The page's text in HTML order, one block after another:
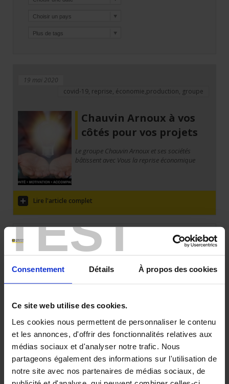
TEST
Consentement Détails À propos des cookies
Ce site web utilise des cookies.
Les cookies nous permettent de personnaliser le contenu
et les annonces, d'offrir des fonctionnalités relatives aux
médias sociaux et d'analyser notre trafic. Nous
partageons également des informations sur l'utilisation de
notre site avec nos partenaires de médias sociaux, de
19 mai 2020
covid-19, reprise, économie,production, groupe
Chauvin Arnoux à vos
côtés pour vos projets
Le groupe Chauvin Arnoux et ses sociétés
bâtissent avec Vous la reprise économique
Lire l'article complet
industrielle "la France au CERN"
du 9 au 10 octobre 2018 à Genève.
Lire l'article complet
02 nov 2017
Retrouvez Pyrocontrole au salon ADIPEC !